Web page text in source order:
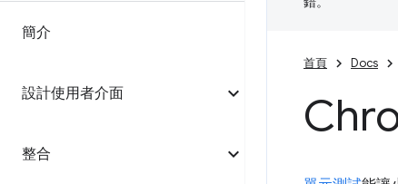
簡介
設計使用者介面
整合
首頁 Docs